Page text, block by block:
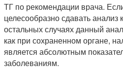
ТГ по рекомендации врача.
целесообразно сдавать
остальных случаях данный
как при сохраненном органе,
является абсолютным
заболеваниям.